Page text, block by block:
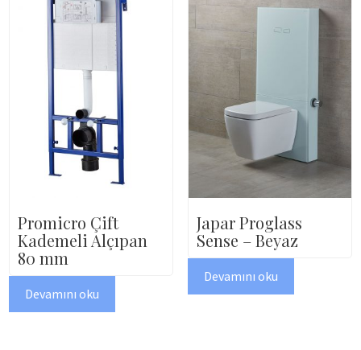
Promicro Çift
Kademeli Alçıpan
80 mm
Devamını oku
Japar Proglass
Sense – Beyaz
Devamını oku